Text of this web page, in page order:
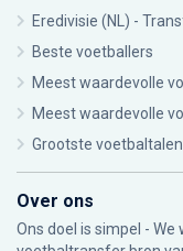
Eredivisie (NL) -
Beste voetballers
Meest waardevolle
Meest waardevolle
Grootste
Over ons
Ons doel is simpel -